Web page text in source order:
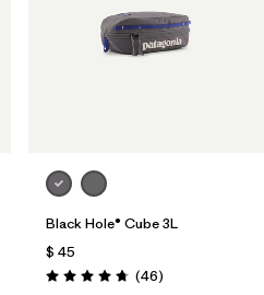
Black Hole® Cube 3L
$ 45
Valoración: 4.8 / 5
(46Comentarios
)